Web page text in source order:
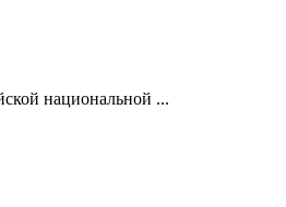
национальной ...